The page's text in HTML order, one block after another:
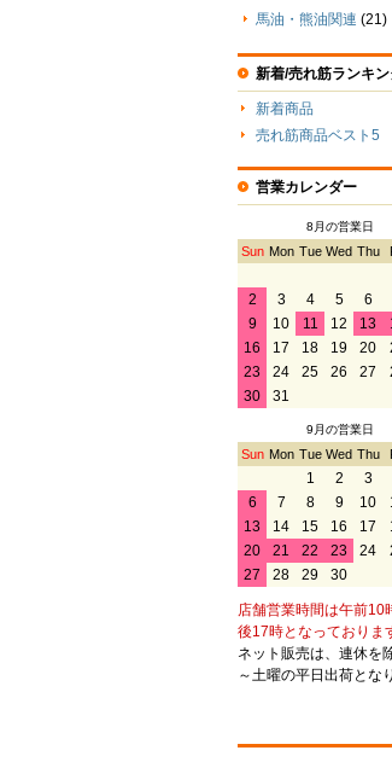
馬油・熊油関連 (21)
新着/売れ筋ランキ
新着商品
売れ筋商品ベスト5
営業カレンダー
8月の営業日
Sun Mon Tue Wed Thu
2
3 4 5 6
9
10 11 12 13
16
17 18 19 20
23
24 25 26 27
30
31
9月の営業日
Sun Mon Tue Wed Thu
1 2 3
6
7 8 9 10
13
14 15 16 17
20
21 22 23 24
27
28 29 30
店舗営業時間は午前10
後17時となっておりま
ネット販売は、連休を
～土曜の平日出荷とな